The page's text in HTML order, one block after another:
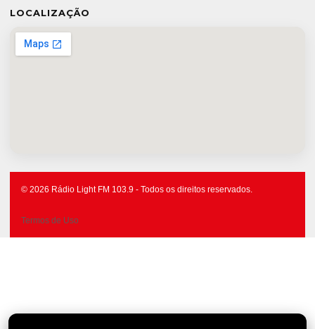
LOCALIZAÇÃO
© 2026 Rádio Light FM 103.9 - Todos os direitos reservados.
Termos de Uso